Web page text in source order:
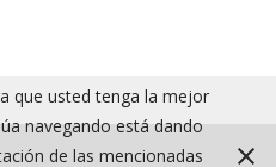
que usted tenga la mejor
navegando está dando
de las mencionadas